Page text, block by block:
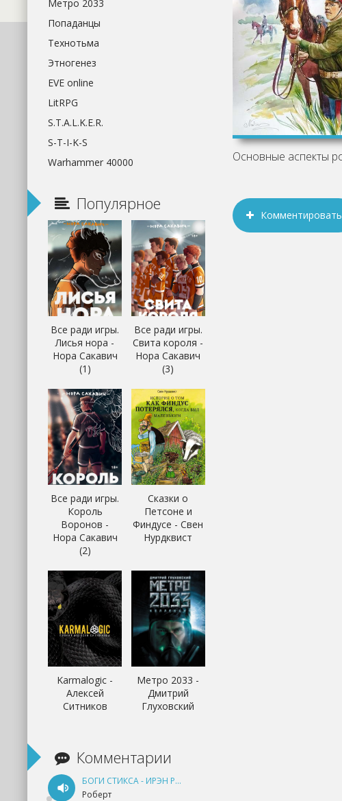
Комментировать
Метро 2033
Попаданцы
Технотьма
Этногенез
EVE online
LitRPG
S.T.A.L.K.E.R.
S-T-I-K-S
Warhammer 40000
Популярное
Все ради игры.
Лисья нора -
Нора Сакавич
(1)
Все ради игры.
Свита короля -
Нора Сакавич
(3)
Все ради игры.
Король
Воронов -
Нора Сакавич
(2)
Сказки о
Петсоне и
Финдусе - Свен
Нурдквист
Karmalogic -
Алексей
Ситников
Метро 2033 -
Дмитрий
Глуховский
Комментарии
БОГИ СТИКСА - ИРЭН РУДКЕВИЧ
Роберт